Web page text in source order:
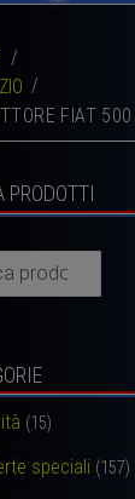
/
FIAT
PRODOTTI
(15)
speciali (157)